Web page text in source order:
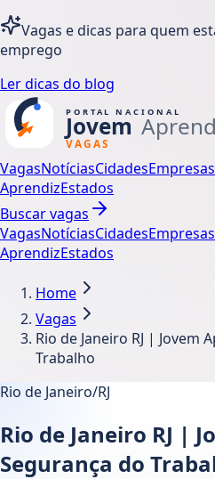
Vagas e dicas para quem
emprego
Ler dicas do blog
VagasNotíciasCidadesEmpresas
AprendizEstados
Buscar vagas
VagasNotíciasCidadesEmpresas
AprendizEstados
Home
Vagas
Rio de Janeiro RJ | Jovem
Trabalho
Rio de Janeiro/RJ
Rio de Janeiro RJ |
Segurança do